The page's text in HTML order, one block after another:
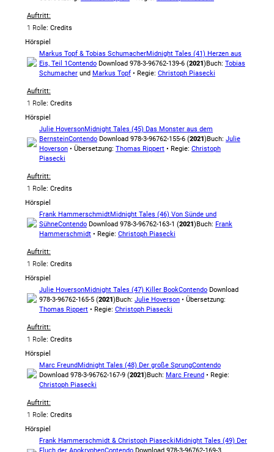
Auftritt:
1 Rolle: Credits
Hörspiel
Markus Topf & Tobias SchumacherMidnight Tales (41) Herzen aus
Eis, Teil 1ContendoDownload 978-3-96762-139-6 (2021)Buch: Tobias
Schumacherund Markus Topf• Regie: Christoph Piasecki
Auftritt:
1 Rolle: Credits
Hörspiel
Julie HoversonMidnight Tales (45) Das Monster aus dem
BernsteinContendoDownload 978-3-96762-155-6 (2021)Buch: Julie
Hoverson• Übersetzung: Thomas Rippert• Regie: Christoph
Piasecki
Auftritt:
1 Rolle: Credits
Hörspiel
Frank HammerschmidtMidnight Tales (46) Von Sünde und
SühneContendoDownload 978-3-96762-163-1 (2021)Buch: Frank
Hammerschmidt• Regie: Christoph Piasecki
Auftritt:
1 Rolle: Credits
Hörspiel
Julie HoversonMidnight Tales (47) Killer BookContendoDownload
978-3-96762-165-5 (2021)Buch: Julie Hoverson• Übersetzung:
Thomas Rippert• Regie: Christoph Piasecki
Auftritt:
1 Rolle: Credits
Hörspiel
Marc FreundMidnight Tales (48) Der große SprungContendo
Download 978-3-96762-167-9 (2021)Buch: Marc Freund• Regie:
Christoph Piasecki
Auftritt:
1 Rolle: Credits
Hörspiel
Frank Hammerschmidt & Christoph PiaseckiMidnight Tales (49) Der